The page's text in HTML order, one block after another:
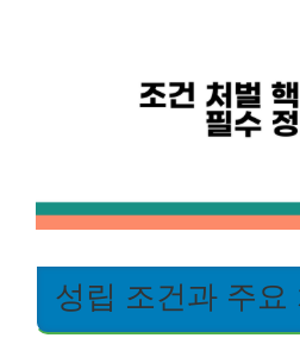
성립 조건과 주요